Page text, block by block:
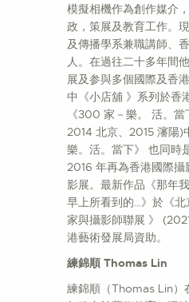
模擬相機作為創作媒介
政，策展及教育工作。
及傳播學系兼職講師、
人。在過往二十多年間
展及参與多個國際及香
中《小店舖 》系列於香
《300 家－樂。 活。當
2014 北京、2015 瀋陽
樂。活。當下》 也同時
2016 年再為香港國際
影展。最新作品《那年
早上所看到的…》於《
家與攝影師聯展 》
港藝術發展局資助。
練錦順 Thomas Lin
練錦順（Thomas Lin）